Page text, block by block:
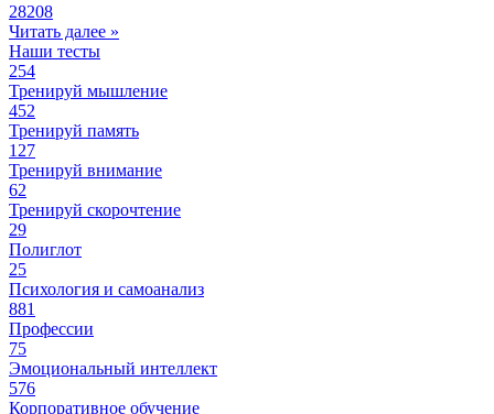
28208
Читать далее »
Наши тесты
254
Тренируй мышление
452
Тренируй память
127
Тренируй внимание
62
Тренируй скорочтение
29
Полиглот
25
Психология и самоанализ
881
Профессии
75
Эмоциональный интеллект
576
Корпоративное обучение